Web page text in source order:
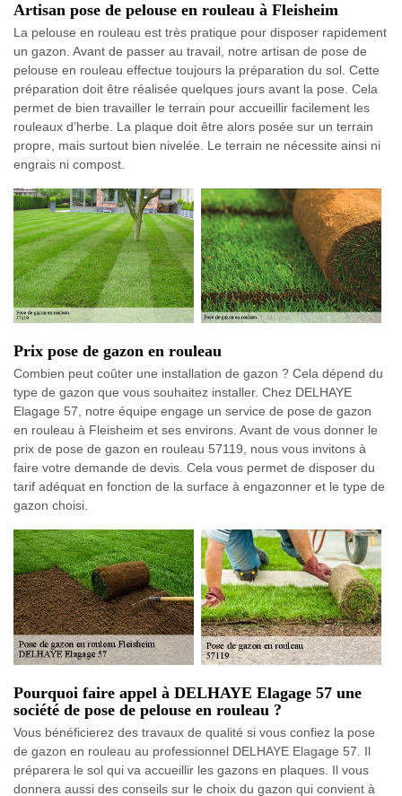
Artisan pose de pelouse en rouleau à Fleisheim
La pelouse en rouleau est très pratique pour disposer rapidement
un gazon. Avant de passer au travail, notre artisan de pose de
pelouse en rouleau effectue toujours la préparation du sol. Cette
préparation doit être réalisée quelques jours avant la pose. Cela
permet de bien travailler le terrain pour accueillir facilement les
rouleaux d’herbe. La plaque doit être alors posée sur un terrain
propre, mais surtout bien nivelée. Le terrain ne nécessite ainsi ni
engrais ni compost.
Prix pose de gazon en rouleau
Combien peut coûter une installation de gazon ? Cela dépend du
type de gazon que vous souhaitez installer. Chez DELHAYE
Elagage 57, notre équipe engage un service de pose de gazon
en rouleau à Fleisheim et ses environs. Avant de vous donner le
prix de pose de gazon en rouleau 57119, nous vous invitons à
faire votre demande de devis. Cela vous permet de disposer du
tarif adéquat en fonction de la surface à engazonner et le type de
gazon choisi.
Pourquoi faire appel à DELHAYE Elagage 57 une
société de pose de pelouse en rouleau ?
Vous bénéficierez des travaux de qualité si vous confiez la pose
de gazon en rouleau au professionnel DELHAYE Elagage 57. Il
préparera le sol qui va accueillir les gazons en plaques. Il vous
donnera aussi des conseils sur le choix du gazon qui convient à